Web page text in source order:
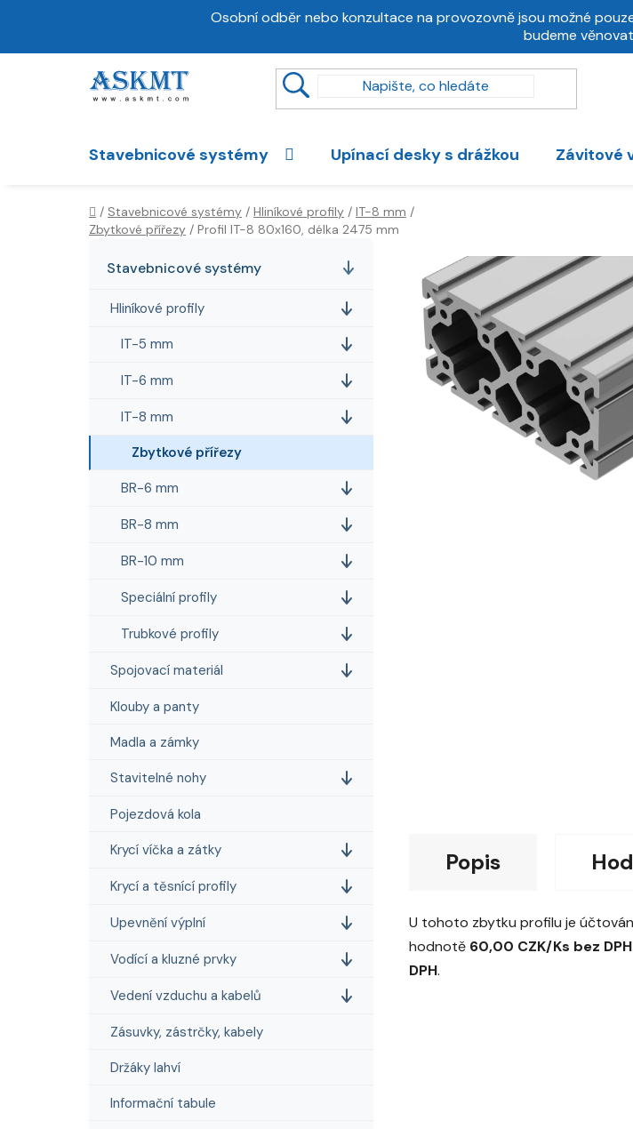
Osobní odběr nebo konzultace na provozovně jsou možné
budeme
Stavebnicové systémy Upínací desky s drážkou Závitové
Domů
/ Stavebnicové systémy / Hliníkové profily / IT-8 mm /
Zbytkové přířezy / Profil IT-8 80x160, délka 2475 mm
í
a
kategorie
Stavebnicové systémy
Hliníkové profily
IT-5 mm
IT-6 mm
IT-8 mm
Zbytkové přířezy
BR-6 mm
BR-8 mm
BR-10 mm
Speciální profily
Trubkové profily
Spojovací materiál
Klouby a panty
Madla a zámky
Stavitelné nohy
Pojezdová kola
Krycí víčka a zátky
Krycí a těsnící profily
Upevnění výplní
Vodící a kluzné prvky
Vedení vzduchu a kabelů
Zásuvky, zástrčky, kabely
Držáky lahví
Informační tabule
Popis
U tohoto zbytku profilu je
hodnotě 60,00 CZK/Ks bez
DPH.